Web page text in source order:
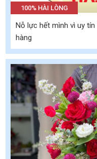
100% HÀI LÒNG
Nỗ lực hết mình vì uy
hàng